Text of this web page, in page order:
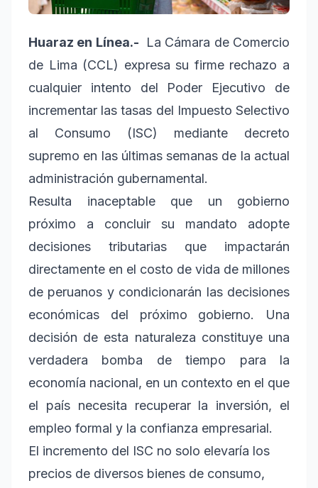
Huaraz en Línea.- La Cámara de Comercio
de Lima (CCL) expresa su firme rechazo a
cualquier intento del Poder Ejecutivo de
incrementar las tasas del Impuesto Selectivo
al Consumo (ISC) mediante decreto
supremo en las últimas semanas de la actual
administración gubernamental.
Resulta inaceptable que un gobierno
próximo a concluir su mandato adopte
decisiones tributarias que impactarán
directamente en el costo de vida de millones
de peruanos y condicionarán las decisiones
económicas del próximo gobierno. Una
decisión de esta naturaleza constituye una
verdadera bomba de tiempo para la
economía nacional, en un contexto en el que
el país necesita recuperar la inversión, el
empleo formal y la confianza empresarial.
El incremento del ISC no solo elevaría los
precios de diversos bienes de consumo,